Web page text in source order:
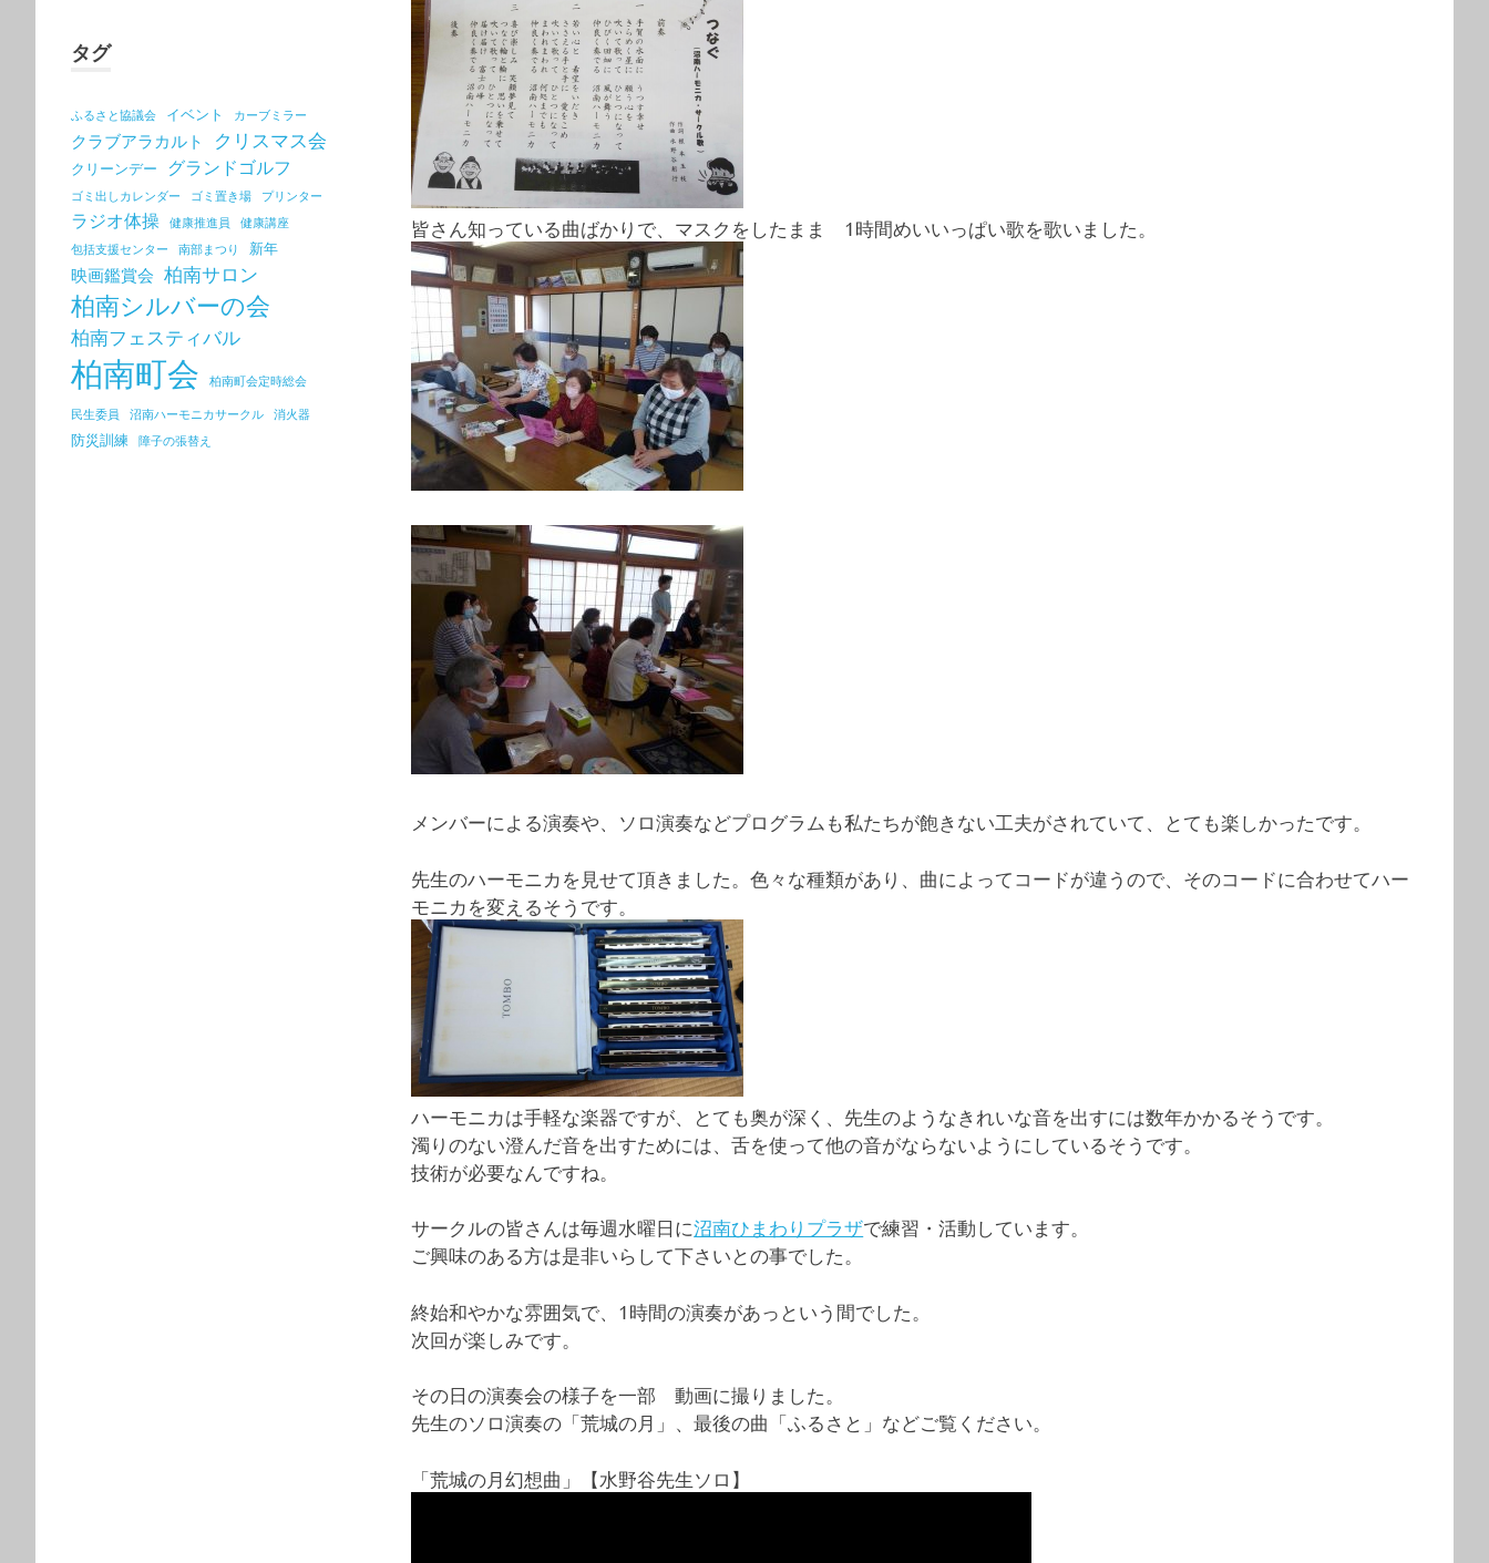
皆さん知っている曲ばかりで、マスクをしたまま 1時間めいいっぱい歌を歌いました。
メンバーによる演奏や、ソロ演奏などプログラムも私たちが飽きない工夫がされていて、とても楽しかったです。
先生のハーモニカを見せて頂きました。色々な種類があり、曲によってコードが違うので、そのコードに合わせてハー
モニカを変えるそうです。
ハーモニカは手軽な楽器ですが、とても奥が深く、先生のようなきれいな音を出すには数年かかるそうです。
濁りのない澄んだ音を出すためには、舌を使って他の音がならないようにしているそうです。
技術が必要なんですね。
サークルの皆さんは毎週水曜日に沼南ひまわりプラザで練習・活動しています。
ご興味のある方は是非いらして下さいとの事でした。
終始和やかな雰囲気で、1時間の演奏があっという間でした。
次回が楽しみです。
その日の演奏会の様子を一部 動画に撮りました。
先生のソロ演奏の「荒城の月」、最後の曲「ふるさと」などご覧ください。
「荒城の月幻想曲」【水野谷先生ソロ】
タグ
ふるさと協議会 イベント カーブミラー
クラブアラカルト クリスマス会
クリーンデー グランドゴルフ
ゴミ出しカレンダー ゴミ置き場 プリンター
ラジオ体操 健康推進員
健康講座
包括支援センター
南部まつり 新年
映画鑑賞会 柏南サロン
柏南シルバーの会
柏南フェスティバル
柏南町会
柏南町会定時総会
民生委員
沼南ハーモニカサークル 消火器
防災訓練 障子の張替え